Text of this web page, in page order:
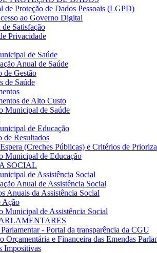
de Proteção de Dados Pessoais (LGPD)
ao Governo Digital
de Satisfação
Privacidade
de Saúde
Anual de Saúde
de Gestão
de Saúde
de Alto Custo
Municipal de Saúde
de Educação
de Resultados
(Creches Públicas) e Critérios de
Municipal de Educação
SOCIAL
de Assistência Social
Anual de Assistência Social
Anuais da Assistência Social
Ação
Municipal de Assistência Social
- Portal da transparência da CGU
Orçamentária e Financeira das Emendas
Impositivas